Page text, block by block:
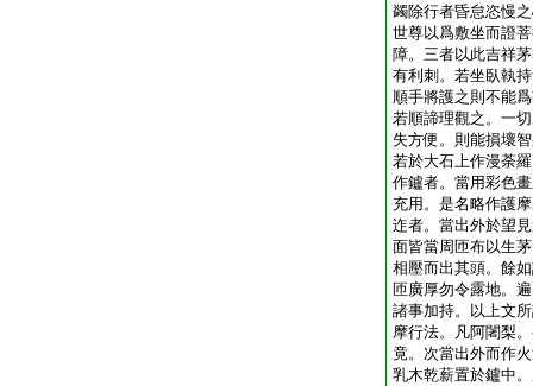
蠲除行者昏怠恣慢
世尊以爲敷坐而證
障。三者以此吉祥
有利刺。若坐臥執
順手將護之則不能
若順諦理觀之。一
失方便。則能損壞
若於大石上作漫荼
作鑪者。當用彩色
充用。是名略作護
迮者。當出外於望
面皆當周匝布以生
相壓而出其頭。餘
匝廣厚勿令露地。
諸事加持。以上文
摩行法。凡阿闍梨
竟。次當出外而作
乳木乾薪置於鑪中